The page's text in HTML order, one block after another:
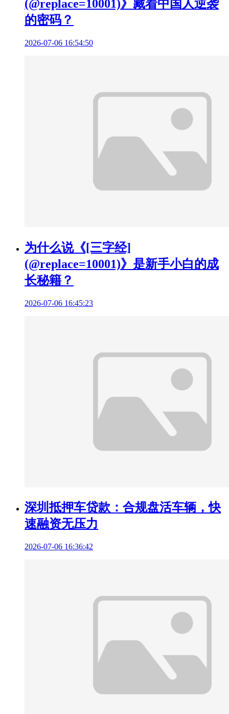
(@replace=10001)》藏着中国人逆袭
的密码？
2026-07-06 16:54:50
为什么说《[三字经]
(@replace=10001)》是新手小白的成
长秘籍？
2026-07-06 16:45:23
深圳抵押车贷款：合规盘活车辆，快
速融资无压力
2026-07-06 16:36:42